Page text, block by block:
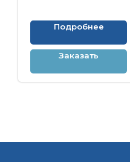
Подробнее
Заказать